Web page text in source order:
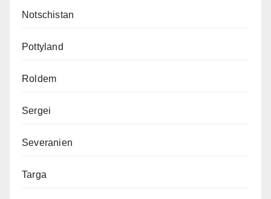
Notschistan
Pottyland
Roldem
Sergei
Severanien
Targa